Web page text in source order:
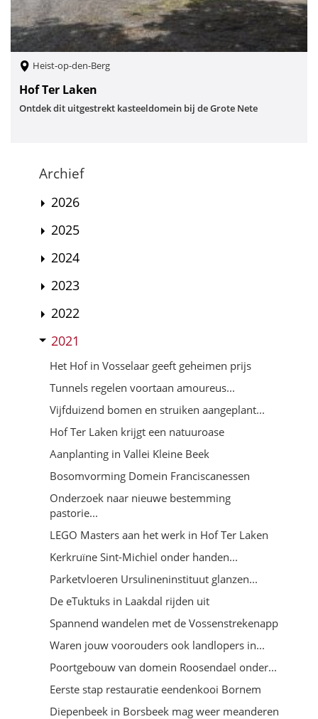
Heist-op-den-Berg
Hof Ter Laken
Ontdek dit uitgestrekt kasteeldomein bij de Grote Nete
Archief
2026
2025
2024
2023
2022
2021
Het Hof in Vosselaar geeft geheimen prijs
Tunnels regelen voortaan amoureus...
Vijfduizend bomen en struiken aangeplant...
Hof Ter Laken krijgt een natuuroase
Aanplanting in Vallei Kleine Beek
Bosomvorming Domein Franciscanessen
Onderzoek naar nieuwe bestemming
pastorie...
LEGO Masters aan het werk in Hof Ter Laken
Kerkruïne Sint-Michiel onder handen...
Parketvloeren Ursulineninstituut glanzen...
De eTuktuks in Laakdal rijden uit
Spannend wandelen met de Vossenstrekenapp
Waren jouw voorouders ook landlopers in...
Poortgebouw van domein Roosendael onder...
Eerste stap restauratie eendenkooi Bornem
Diepenbeek in Borsbeek mag weer meanderen